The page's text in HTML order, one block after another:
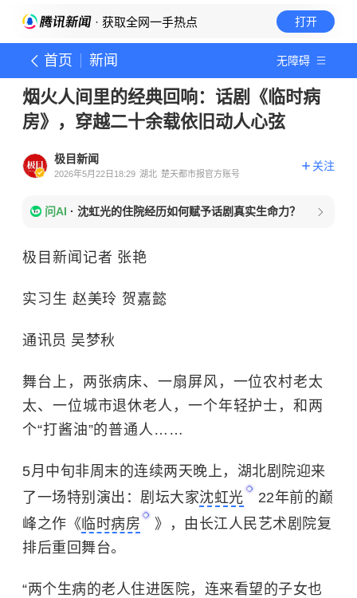
· 获取全网一手热点 打开
首页 新闻 无障碍
烟火人间里的经典回响：话剧《临时病
房》，穿越二十余载依旧动人心弦
极目新闻
2026年5月22日18:29 湖北 楚天都市报官方账号
关注
问AI · 沈虹光的住院经历如何赋予话剧真实生命力？
极目新闻记者 张艳
实习生 赵美玲 贺嘉懿
通讯员 吴梦秋
舞台上，两张病床、一扇屏风，一位农村老太
太、一位城市退休老人，一个年轻护士，和两
个“打酱油”的普通人……
5月中旬非周末的连续两天晚上，湖北剧院迎来
了一场特别演出：剧坛大家沈虹光
22年前的巅
峰之作《临时病房
》，由长江人民艺术剧院复
排后重回舞台。
“两个生病的老人住进医院，连来看望的子女也